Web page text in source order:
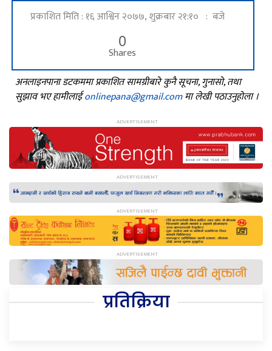
प्रकाशित मिति : १६ आश्विन २०७७, शुक्रबार २१:१० : बजे
0
Shares
अनलाइनपाना डटकममा प्रकाशित सामग्रीबारे कुनै सूचना, गुनासो, तथा
सुझाव भए हामीलाईonlinepana@gmail.comमा लेखी पठाउनुहोला ।
प्रतिक्रिया